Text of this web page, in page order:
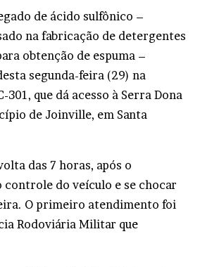
de ácido sulfônico –
na fabricação de detergentes
obtenção de espuma –
segunda-feira (29) na
301, que dá acesso à Serra Dona
de Joinville, em Santa
das 7 horas, após o
do veículo e se chocar
O primeiro atendimento foi
Rodoviária Militar que